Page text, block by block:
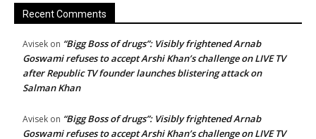
Recent Comments
Avisek on “Bigg Boss of drugs”: Visibly frightened Arnab
Goswami refuses to accept Arshi Khan’s challenge on LIVE TV
after Republic TV founder launches blistering attack on
Salman Khan
Avisek on “Bigg Boss of drugs”: Visibly frightened Arnab
Goswami refuses to accept Arshi Khan’s challenge on LIVE TV